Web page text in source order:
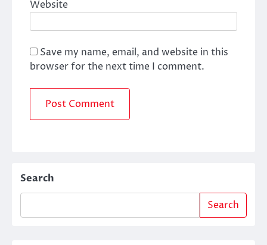
Website
Save my name, email, and website in this
browser for the next time I comment.
Search
Search